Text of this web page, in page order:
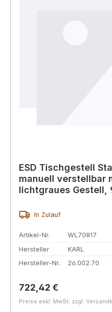
ESD Tischgestell
manuell verstellbar
lichtgraues Gestell,
In Zulauf
Artikel-Nr.
WL70817
Hersteller
KARL
Hersteller-Nr.
26.002.70
Regulärer Preis:
722,42 €
Preise exkl. MwSt. zzgl.